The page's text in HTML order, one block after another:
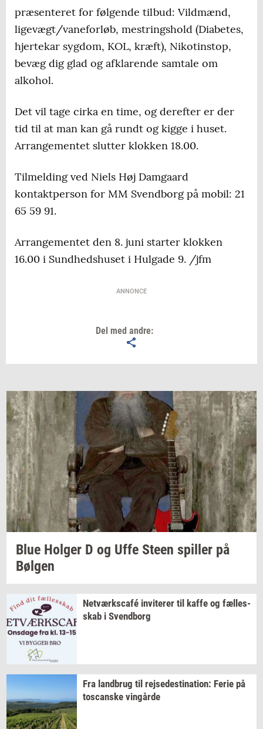
præsenteret for følgende tilbud: Vildmænd,
ligevægt/vaneforløb, mestringshold (Diabetes,
hjertekar sygdom, KOL, kræft), Nikotinstop,
bevæg dig glad og afklarende samtale om
alkohol.
Det vil tage cirka en time, og derefter er der
tid til at man kan gå rundt og kigge i huset.
Arrangementet slutter klokken 18.00.
Tilmelding ved Niels Høj Damgaard
kontaktperson for MM Svendborg på mobil: 21
65 59 91.
Arrangementet den 8. juni starter klokken
16.00 i Sundhedshuset i Hulgade 9. /jfm
ANNONCE
Del med andre:
Blue Hol­ger D og Uffe Steen spil­ler på
Bøl­gen
Netværkscafé in­vi­te­rer til kaffe og fæl­les­
skab i Svend­borg
Fra land­brug til rej­se­desti­na­tion: Ferie på
toscan­ske vin­går­de